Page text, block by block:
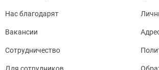
Нас благодарят
Вакансии
Сотрудничество
Для сотрудников